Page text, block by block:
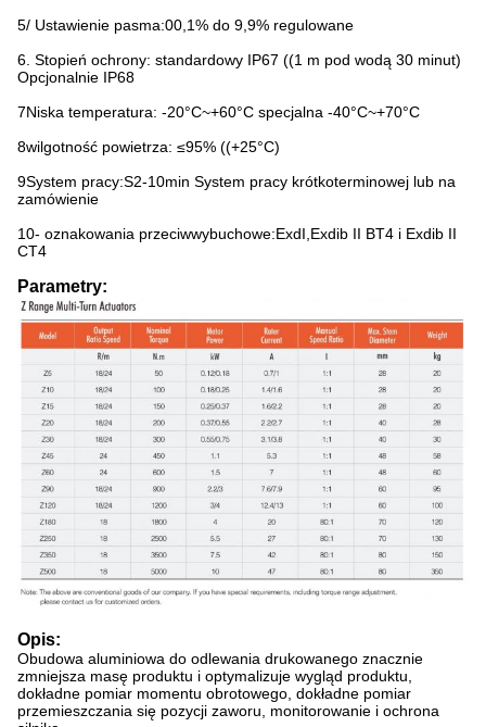
5/ Ustawienie pasma:00,1% do 9,9% regulowane
6. Stopień ochrony: standardowy IP67 ((1 m pod wodą 30 minut)
Opcjonalnie IP68
7Niska temperatura: -20°C~+60°C specjalna -40°C~+70°C
8wilgotność powietrza: ≤95% ((+25°C)
9System pracy:S2-10min System pracy krótkoterminowej lub na
zamówienie
10- oznakowania przeciwwybuchowe:ExdI,Exdib II BT4 i Exdib II
CT4
Parametry:
Opis:
Obudowa aluminiowa do odlewania drukowanego znacznie
zmniejsza masę produktu i optymalizuje wygląd produktu,
dokładne pomiar momentu obrotowego, dokładne pomiar
przemieszczania się pozycji zaworu, monitorowanie i ochrona